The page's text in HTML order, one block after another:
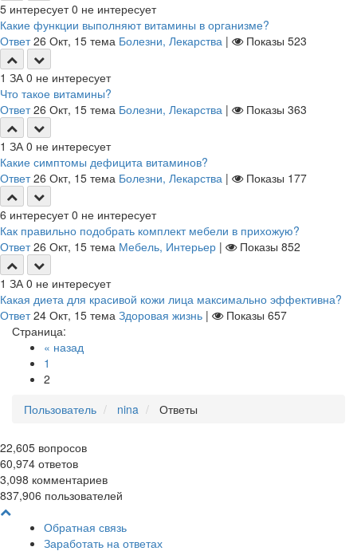
5 интересует 0 не интересует
Какие функции выполняют витамины в организме?
Ответ 26 Окт, 15 тема Болезни, Лекарства | Показы 523
1 ЗА 0 не интересует
Что такое витамины?
Ответ 26 Окт, 15 тема Болезни, Лекарства | Показы 363
1 ЗА 0 не интересует
Какие симптомы дефицита витаминов?
Ответ 26 Окт, 15 тема Болезни, Лекарства | Показы 177
6 интересует 0 не интересует
Как правильно подобрать комплект мебели в прихожую?
Ответ 26 Окт, 15 тема Мебель, Интерьер | Показы 852
1 ЗА 0 не интересует
Какая диета для красивой кожи лица максимально эффективна?
Ответ 24 Окт, 15 тема Здоровая жизнь | Показы 657
Страница:
« назад
1
2
Пользователь
nina Ответы
22,605 вопросов
60,974 ответов
3,098 комментариев
837,906 пользователей
Обратная связь
Заработать на ответах